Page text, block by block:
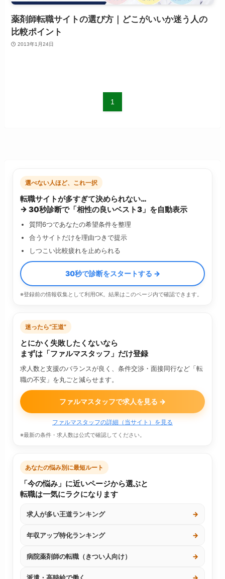
薬剤師転職サイトの選び方｜どこがいいか迷う人の
比較ポイント
2013年1月24日
1
選べない人ほど、これ一択
転職サイトが多すぎて決められない…
→ 30秒診断で「相性の良いベスト3」を自動表示
質問6つであなたの希望条件を整理
合うサイトだけを理由つきで提示
しつこい比較疲れを止められる
30秒で診断をスタートする →
※登録前の情報収集として利用OK。結果はこのページ内で確認できます。
迷ったら“王道”
とにかく失敗したくないなら
まずは「ファルマスタッフ」だけ登録
求人数と支援のバランスが良く、条件交渉・面接同行など「転
職の不安」を丸ごと減らせます。
ファルマスタッフで求人を見る →
ファルマスタッフの詳細（当サイト）を見る
※最新の条件・求人数は公式で確認してください。
あなたの悩み別に最短ルート
「今の悩み」に近いページから選ぶと
転職は一気にラクになります
求人が多い王道ランキング →
年収アップ特化ランキング →
病院薬剤師の転職（きつい人向け） →